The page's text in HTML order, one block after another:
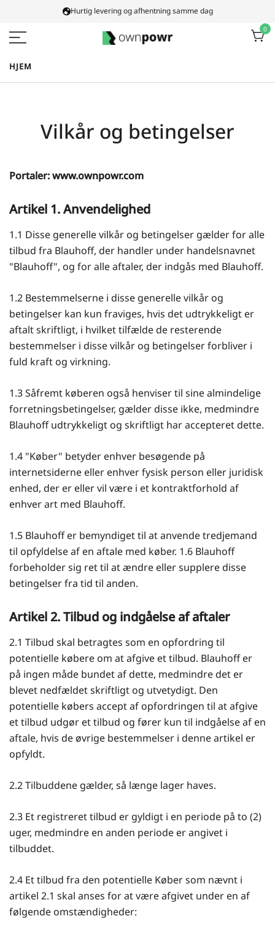
indhold
Hurtig levering og afhentning samme dag
0
HJEM
Vilkår og betingelser
Portaler: www.ownpowr.com
Artikel 1. Anvendelighed
1.1 Disse generelle vilkår og betingelser gælder for alle
tilbud fra Blauhoff, der handler under handelsnavnet
"Blauhoff", og for alle aftaler, der indgås med Blauhoff.
1.2 Bestemmelserne i disse generelle vilkår og
betingelser kan kun fraviges, hvis det udtrykkeligt er
aftalt skriftligt, i hvilket tilfælde de resterende
bestemmelser i disse vilkår og betingelser forbliver i
fuld kraft og virkning.
1.3 Såfremt køberen også henviser til sine almindelige
forretningsbetingelser, gælder disse ikke, medmindre
Blauhoff udtrykkeligt og skriftligt har accepteret dette.
1.4 "Køber" betyder enhver besøgende på
internetsiderne eller enhver fysisk person eller juridisk
enhed, der er eller vil være i et kontraktforhold af
enhver art med Blauhoff.
1.5 Blauhoff er bemyndiget til at anvende tredjemand
til opfyldelse af en aftale med køber. 1.6 Blauhoff
forbeholder sig ret til at ændre eller supplere disse
betingelser fra tid til anden.
Artikel 2. Tilbud og indgåelse af aftaler
2.1 Tilbud skal betragtes som en opfordring til
potentielle købere om at afgive et tilbud. Blauhoff er
på ingen måde bundet af dette, medmindre det er
blevet nedfældet skriftligt og utvetydigt. Den
potentielle købers accept af opfordringen til at afgive
et tilbud udgør et tilbud og fører kun til indgåelse af en
aftale, hvis de øvrige bestemmelser i denne artikel er
opfyldt.
2.2 Tilbuddene gælder, så længe lager haves.
2.3 Et registreret tilbud er gyldigt i en periode på to (2)
uger, medmindre en anden periode er angivet i
tilbuddet.
2.4 Et tilbud fra den potentielle Køber som nævnt i
artikel 2.1 skal anses for at være afgivet under en af
følgende omstændigheder: